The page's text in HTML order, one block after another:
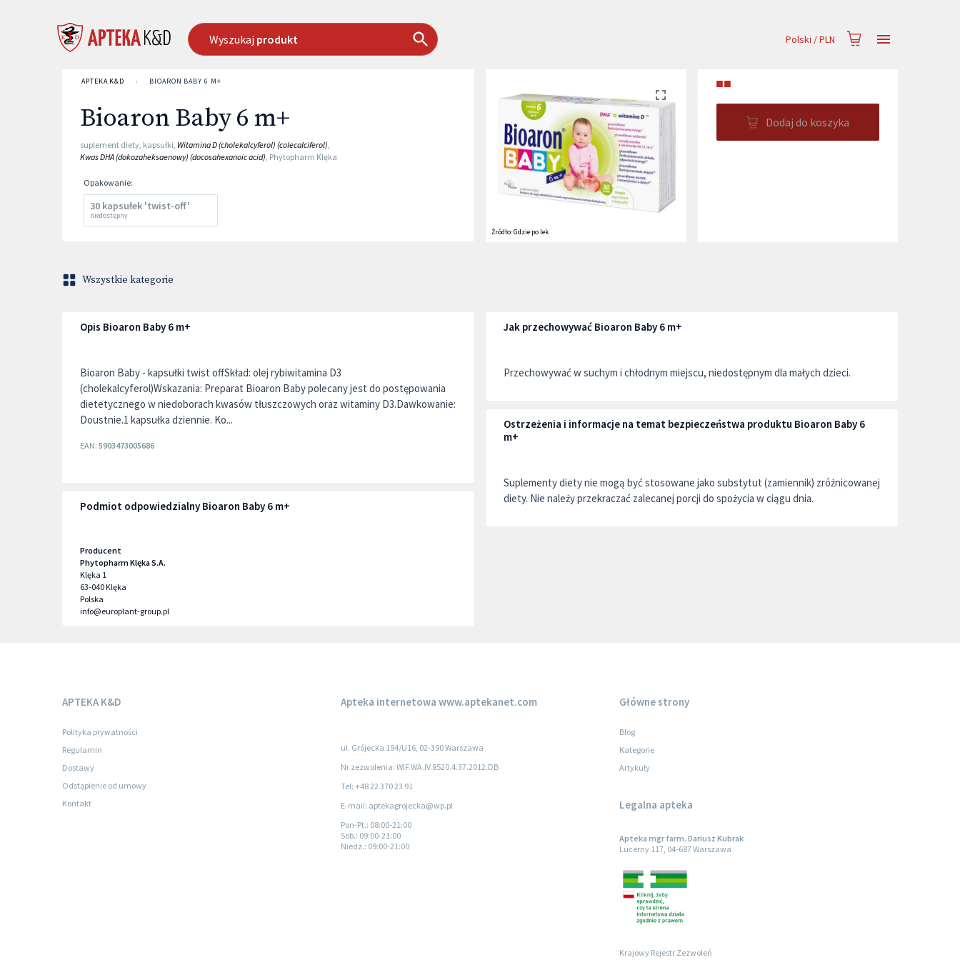
Wyszukaj produkt Polski /PLN
APTEKA K&D › BIOARON BABY 6 M+
Bioaron Baby 6 m+
suplement diety, kapsułki, Witamina D (cholekalcyferol) (colecalciferol),
Kwas DHA (dokozaheksaenowy) (docosahexanoic acid), Phytopharm Klęka
Opakowanie:
30 kapsułek 'twist-off'
niedostępny
Źródło:Gdzie po lek
■■
Dodaj do koszyka
Wszystkie kategorie
Opis Bioaron Baby 6 m+
Bioaron Baby - kapsułki twist offSkład: olej rybiwitamina D3
(cholekalcyferol)Wskazania: Preparat Bioaron Baby polecany jest do postępowania
dietetycznego w niedoborach kwasów tłuszczowych oraz witaminy D3.Dawkowanie:
Doustnie.1 kapsułka dziennie. Ko...
EAN: 5903473005686
Podmiot odpowiedzialny Bioaron Baby 6 m+
Producent
Phytopharm Klęka S.A.
Klęka 1
63-040Klęka
Polska
info@europlant-group.pl
Jak przechowywać Bioaron Baby 6 m+
Przechowywać w suchym i chłodnym miejscu, niedostępnym dla małych dzieci.
Ostrzeżenia i informacje na temat bezpieczeństwa produktu Bioaron Baby 6
m+
Suplementy diety nie mogą być stosowane jako substytut (zamiennik) zróżnicowanej
diety. Nie należy przekraczać zalecanej porcji do spożycia w ciągu dnia.
APTEKA K&D
Polityka prywatności
Regulamin
Dostawy
Odstąpienie od umowy
Kontakt
Apteka internetowa www.aptekanet.com
ul. Grójecka 194/U16, 02-390 Warszawa
Nr zezwolenia: WIF.WA.IV.8520.4.37.2012.DB
Tel: +48 22 370 23 91
E-mail: aptekagrojecka@wp.pl
Pon-Pt.: 08:00-21:00
Sob.: 09:00-21:00
Niedz.: 09:00-21:00
Główne strony
Blog
Kategorie
Artykuły
Legalna apteka
Apteka mgr farm. Dariusz Kubrak
Lucerny 117, 04-687 Warszawa
Krajowy Rejestr Zezwoleń